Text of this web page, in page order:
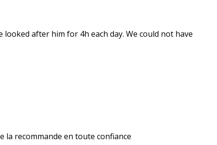
after him for 4h each day. We could not have
la recommande en toute confiance